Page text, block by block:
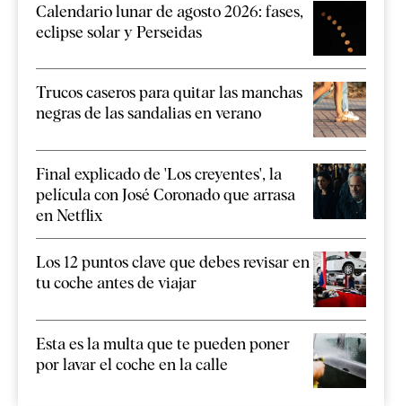
Calendario lunar de agosto 2026: fases,
eclipse solar y Perseidas
Trucos caseros para quitar las manchas
negras de las sandalias en verano
Final explicado de 'Los creyentes', la
película con José Coronado que arrasa
en Netflix
Los 12 puntos clave que debes revisar en
tu coche antes de viajar
Esta es la multa que te pueden poner
por lavar el coche en la calle